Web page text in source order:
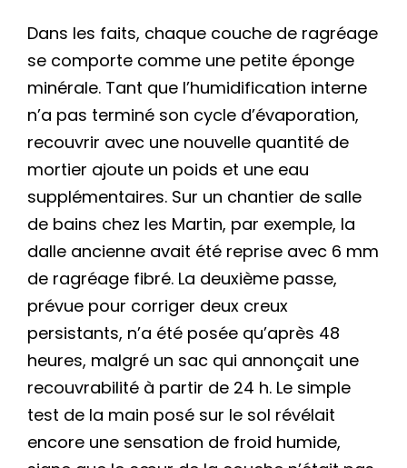
Dans les faits, chaque couche de ragréage
se comporte comme une petite éponge
minérale. Tant que l’humidification interne
n’a pas terminé son cycle d’évaporation,
recouvrir avec une nouvelle quantité de
mortier ajoute un poids et une eau
supplémentaires. Sur un chantier de salle
de bains chez les Martin, par exemple, la
dalle ancienne avait été reprise avec 6 mm
de ragréage fibré. La deuxième passe,
prévue pour corriger deux creux
persistants, n’a été posée qu’après 48
heures, malgré un sac qui annonçait une
recouvrabilité à partir de 24 h. Le simple
test de la main posé sur le sol révélait
encore une sensation de froid humide,